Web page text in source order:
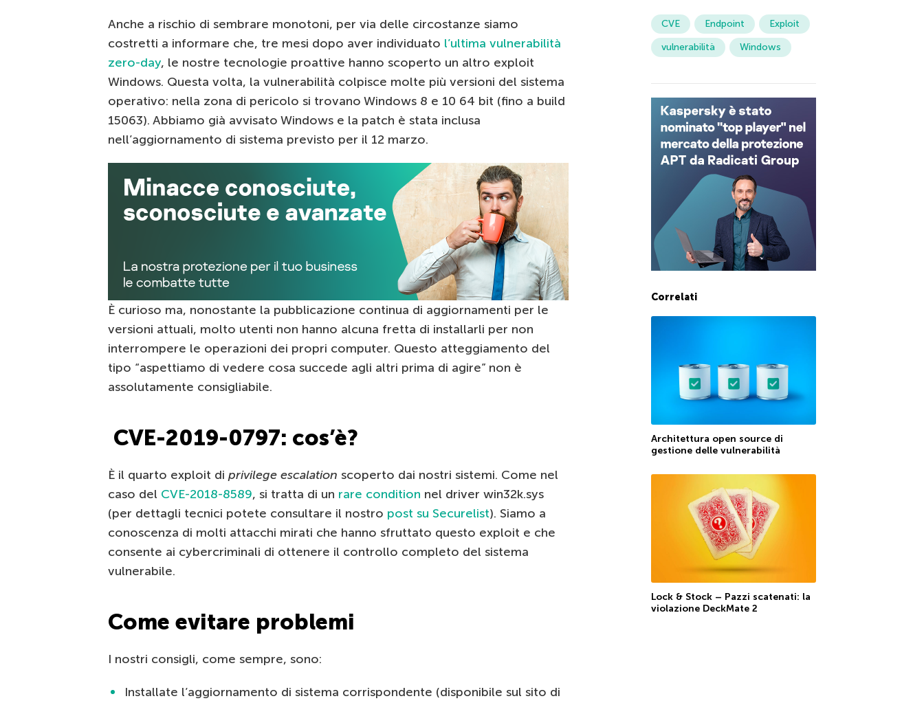
Anche a rischio di sembrare monotoni, per via delle circostanze siamo
costretti a informare che, tre mesi dopo aver individuato l’ultima vulnerabilità
zero-day, le nostre tecnologie proattive hanno scoperto un altro exploit
Windows. Questa volta, la vulnerabilità colpisce molte più versioni del sistema
operativo: nella zona di pericolo si trovano Windows 8 e 10 64 bit (fino a build
15063). Abbiamo già avvisato Windows e la patch è stata inclusa
nell’aggiornamento di sistema previsto per il 12 marzo.
È curioso ma, nonostante la pubblicazione continua di aggiornamenti per le
versioni attuali, molto utenti non hanno alcuna fretta di installarli per non
interrompere le operazioni dei propri computer. Questo atteggiamento del
tipo “aspettiamo di vedere cosa succede agli altri prima di agire” non è
assolutamente consigliabile.
CVE-2019-0797: cos’è?
È il quarto exploit di privilege escalation scoperto dai nostri sistemi. Come nel
caso del CVE-2018-8589, si tratta di un rare condition nel driver win32k.sys
(per dettagli tecnici potete consultare il nostro post su Securelist). Siamo a
conoscenza di molti attacchi mirati che hanno sfruttato questo exploit e che
consente ai cybercriminali di ottenere il controllo completo del sistema
vulnerabile.
Come evitare problemi
I nostri consigli, come sempre, sono:
Installate l’aggiornamento di sistema corrispondente (disponibile sul sito di
CVE Endpoint
Exploit
vulnerabilità
Windows
Correlati
Architettura open source di
gestione delle vulnerabilità
Lock & Stock – Pazzi scatenati: la
violazione DeckMate 2